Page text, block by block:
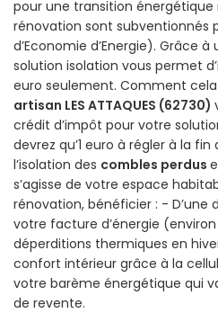
pour une transition énergétique
rénovation sont subventionnés
d’Economie d’Energie). Grâce
solution isolation vous permet
euro seulement. Comment
artisan LES ATTAQUES (62730)
crédit d’impôt pour votre
devrez qu’1 euro à régler à la
l’isolation des combles perdus
s’agisse de votre espace
rénovation, bénéficier : -
votre facture d’énergie (environ
déperditions thermiques en
confort intérieur grâce à la
votre barème énergétique qui
de revente.